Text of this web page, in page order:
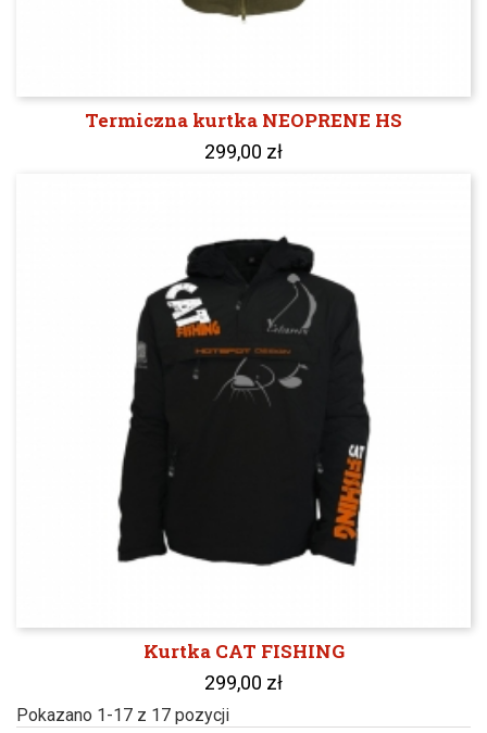
Termiczna kurtka NEOPRENE HS
299,00 zł
Kurtka CAT FISHING
299,00 zł
Pokazano 1-17 z 17 pozycji